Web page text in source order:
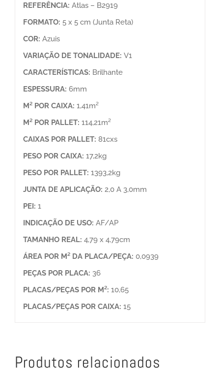
REFERÊNCIA: Atlas – B2919
FORMATO: 5 x 5 cm (Junta Reta)
COR: Azuis
VARIAÇÃO DE TONALIDADE: V1
CARACTERÍSTICAS: Brilhante
ESPESSURA: 6mm
M² POR CAIXA: 1,41m²
M² POR PALLET: 114,21m²
CAIXAS POR PALLET: 81cxs
PESO POR CAIXA: 17,2kg
PESO POR PALLET: 1393,2kg
JUNTA DE APLICAÇÃO: 2,0 A 3,0mm
PEI: 1
INDICAÇÃO DE USO: AF/AP
TAMANHO REAL: 4,79 x 4,79cm
ÁREA POR M² DA PLACA/PEÇA: 0,0939
PEÇAS POR PLACA: 36
PLACAS/PEÇAS POR M²: 10,65
PLACAS/PEÇAS POR CAIXA: 15
Produtos relacionados